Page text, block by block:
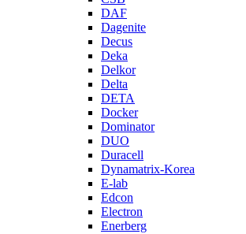
DAF
Dagenite
Decus
Deka
Delkor
Delta
DETA
Docker
Dominator
DUO
Duracell
Dynamatrix-Korea
E-lab
Edcon
Electron
Enerberg